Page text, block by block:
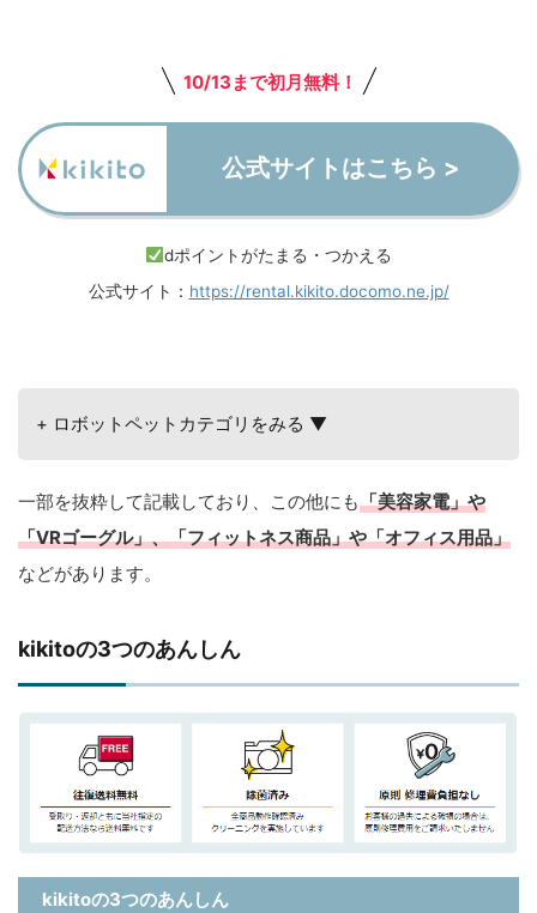
10/13まで初月無料！
公式サイトはこちら >
dポイントがたまる・つかえる
公式サイト： https://rental.kikito.docomo.ne.jp/
+ ロボットペットカテゴリをみる ▼
一部を抜粋して記載しており、この他にも「美容家電」や
「VRゴーグル」、「フィットネス商品」や「オフィス用品」
などがあります。
kikitoの3つのあんしん
kikitoの3つのあんしん